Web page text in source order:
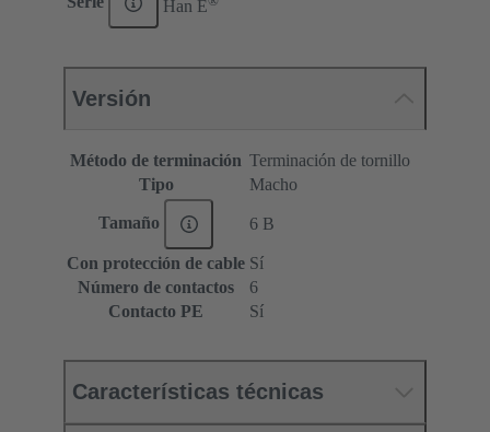
Han E
Versión
Método de terminación Terminación de tornillo
Tipo
Macho
Tamaño 6 B
Con protección de cable Sí
Número de contactos
6
Contacto PE
Sí
Características técnicas